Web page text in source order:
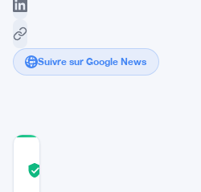
Suivre sur Google News